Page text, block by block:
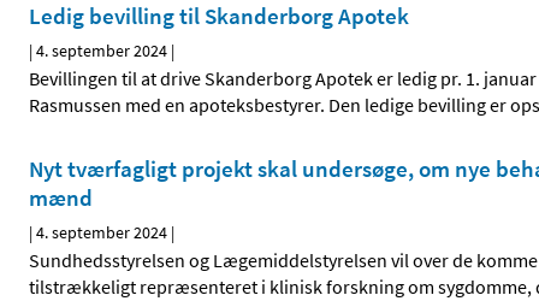
Ledig bevilling til Skanderborg Apotek
|4. september 2024 |
Bevillingen til at drive Skanderborg Apotek er ledig pr. 1.
Rasmussen med en apoteksbestyrer. Den ledige bevilling er
Nyt tværfagligt projekt skal undersøge, om nye
mænd
|4. september 2024 |
Sundhedsstyrelsen og Lægemiddelstyrelsen vil over de
tilstrækkeligt repræsenteret i klinisk forskning om sygdomme,